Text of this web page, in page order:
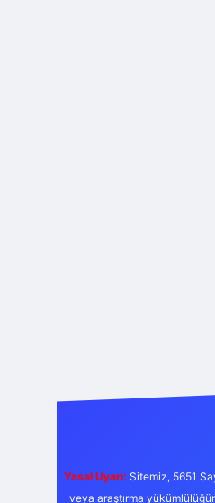
Yasal Uyarı: Sitemiz, 5651
veya araştırma